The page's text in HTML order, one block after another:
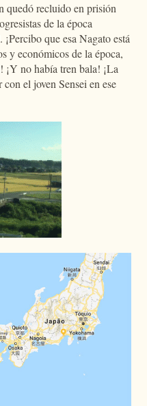
quedó recluido en prisión
de la época
que esa Nagato está
y económicos de la época,
¡Y no había tren bala! ¡La
el joven Sensei en ese